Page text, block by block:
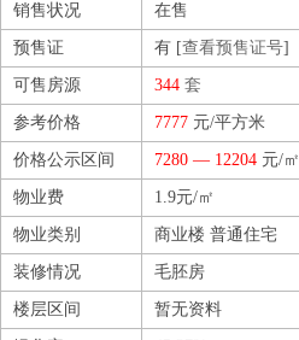
销售状况
预售证
可售房源
参考价格
价格公示区间
物业费
物业类别
装修情况
楼层区间
在售
有 [查看预售证号]
344 套
7777 元/平方米
7280 — 12204 元/㎡
1.9元/㎡
商业楼 普通住宅
毛胚房
暂无资料